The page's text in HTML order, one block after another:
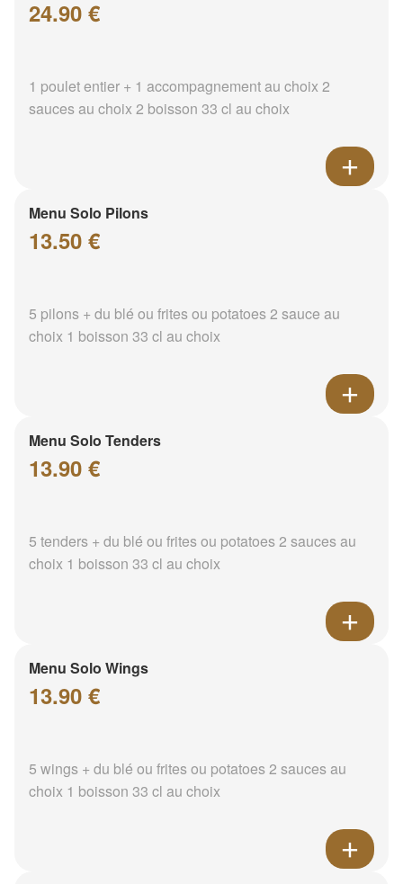
24.90 €
1 poulet entier + 1 accompagnement au choix 2
sauces au choix 2 boisson 33 cl au choix
Menu Solo Pilons
13.50 €
5 pilons + du blé ou frites ou potatoes 2 sauce au
choix 1 boisson 33 cl au choix
Menu Solo Tenders
13.90 €
5 tenders + du blé ou frites ou potatoes 2 sauces au
choix 1 boisson 33 cl au choix
Menu Solo Wings
13.90 €
5 wings + du blé ou frites ou potatoes 2 sauces au
choix 1 boisson 33 cl au choix